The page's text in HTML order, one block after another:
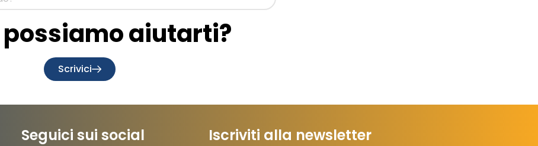
possiamo aiutarti?
Scrivici
Seguici sui social Iscriviti alla newsletter